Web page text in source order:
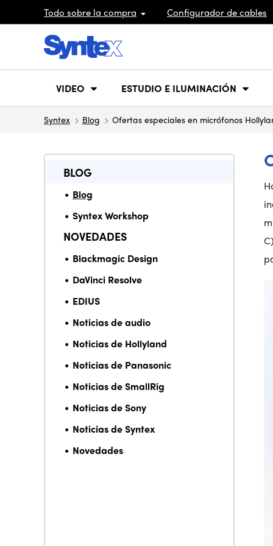
Todo sobre la compra Configurador de cables
VIDEO ESTUDIO E ILUMINACIÓN
Syntex Blog Ofertas especiales en micrófonos
BLOG
Blog
Syntex Workshop
NOVEDADES
Blackmagic Design
DaVinci Resolve
EDIUS
Noticias de audio
Noticias de Hollyland
Noticias de Panasonic
Noticias de SmallRig
Noticias de Sony
Noticias de Syntex
Novedades